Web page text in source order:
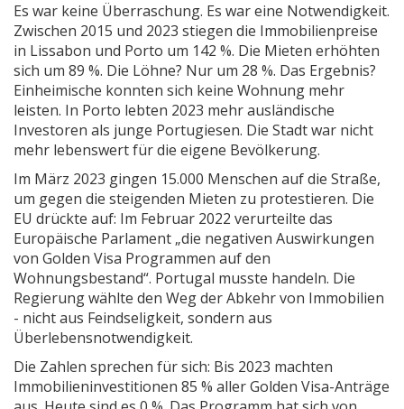
Es war keine Überraschung. Es war eine Notwendigkeit.
Zwischen 2015 und 2023 stiegen die Immobilienpreise
in Lissabon und Porto um 142 %. Die Mieten erhöhten
sich um 89 %. Die Löhne? Nur um 28 %. Das Ergebnis?
Einheimische konnten sich keine Wohnung mehr
leisten. In Porto lebten 2023 mehr ausländische
Investoren als junge Portugiesen. Die Stadt war nicht
mehr lebenswert für die eigene Bevölkerung.
Im März 2023 gingen 15.000 Menschen auf die Straße,
um gegen die steigenden Mieten zu protestieren. Die
EU drückte auf: Im Februar 2022 verurteilte das
Europäische Parlament „die negativen Auswirkungen
von Golden Visa Programmen auf den
Wohnungsbestand“. Portugal musste handeln. Die
Regierung wählte den Weg der Abkehr von Immobilien
- nicht aus Feindseligkeit, sondern aus
Überlebensnotwendigkeit.
Die Zahlen sprechen für sich: Bis 2023 machten
Immobilieninvestitionen 85 % aller Golden Visa-Anträge